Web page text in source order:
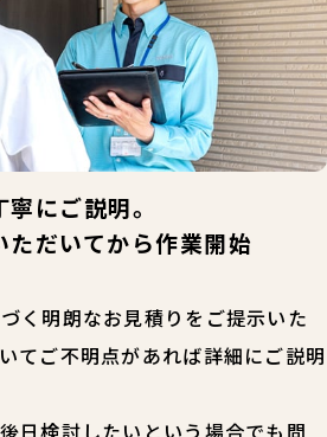
にご説明。
ただいてから作業開始
く明朗なお見積りをご提示いた
てご不明点があれば詳細にご説明